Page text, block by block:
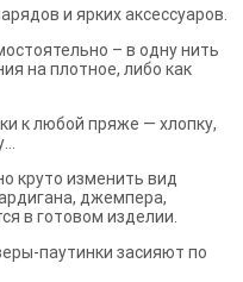
и ярких аксессуаров.
– в одну нить
на плотное, либо как
к любой пряже — хлопку,
круто изменить вид
джемпера,
в готовом изделии.
паутинки засияют по